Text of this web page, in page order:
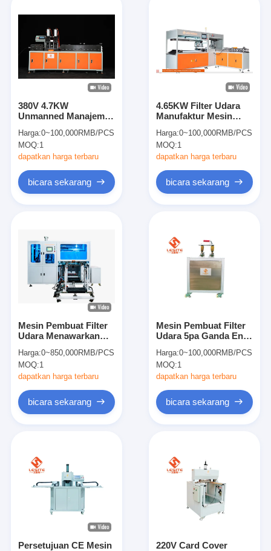
Produk
Video
Tentang kami
Hubungi Kami
Mesin Pembuat Filter Udara
Mesin Pembuat Filter Saku
380V 4.7KW
Unmanned Manajemen
Membuat Untuk Frame
Luar
Harga:0~100,000RMB/PCS
MOQ:1
dapatkan harga terbaru
bicara sekarang
4.65KW Filter Udara
Manufaktur Mesin
Dengan Sertifikasi CE
Harga:0~100,000RMB/PCS
MOQ:1
dapatkan harga terbaru
bicara sekarang
Mesin Pembuat Filter
Udara Menawarkan
Otomatis dan Riveting
untuk Produksi dan
Konsistensi Kantong
Harga:0~850,000RMB/PCS
MOQ:1
dapatkan harga terbaru
bicara sekarang
Mesin Pembuat Filter
Udara 5pa Ganda End
Filter HEPA
Harga:0~100,000RMB/PCS
MOQ:1
dapatkan harga terbaru
bicara sekarang
Persetujuan CE Mesin
220V Card Cover